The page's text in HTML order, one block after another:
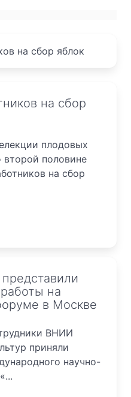
на сбор
плодовых
половине
на сбор
на
в Москве
ВНИИ
приняли
научно-